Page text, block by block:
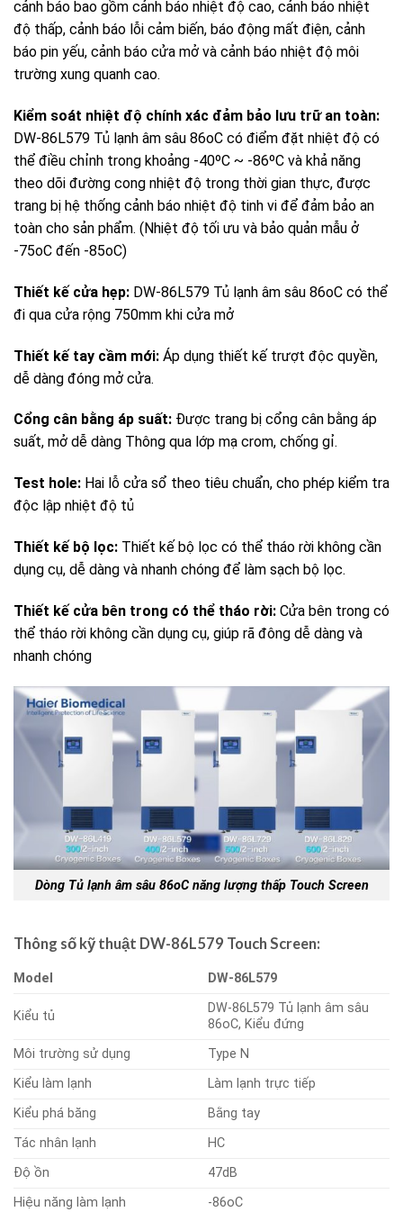
cảnh báo bao gồm cảnh báo nhiệt độ cao, cảnh báo nhiệt
độ thấp, cảnh báo lỗi cảm biến, báo động mất điện, cảnh
báo pin yếu, cảnh báo cửa mở và cảnh báo nhiệt độ môi
trường xung quanh cao.
Kiểm soát nhiệt độ chính xác đảm bảo lưu trữ an toàn:
DW-86L579 Tủ lạnh âm sâu 86oC có điểm đặt nhiệt độ có
thể điều chỉnh trong khoảng -40ºC ~ -86ºC và khả năng
theo dõi đường cong nhiệt độ trong thời gian thực, được
trang bị hệ thống cảnh báo nhiệt độ tinh vi để đảm bảo an
toàn cho sản phẩm. (Nhiệt độ tối ưu và bảo quản mẫu ở
-75oC đến -85oC)
Thiết kế cửa hẹp: DW-86L579 Tủ lạnh âm sâu 86oC có thể
đi qua cửa rộng 750mm khi cửa mở
Thiết kế tay cầm mới: Áp dụng thiết kế trượt độc quyền,
dễ dàng đóng mở cửa.
Cổng cân bằng áp suất: Được trang bị cổng cân bằng áp
suất, mở dễ dàng Thông qua lớp mạ crom, chống gỉ.
Test hole: Hai lỗ cửa sổ theo tiêu chuẩn, cho phép kiểm tra
độc lập nhiệt độ tủ
Thiết kế bộ lọc: Thiết kế bộ lọc có thể tháo rời không cần
dụng cụ, dễ dàng và nhanh chóng để làm sạch bộ lọc.
Thiết kế cửa bên trong có thể tháo rời: Cửa bên trong có
thể tháo rời không cần dụng cụ, giúp rã đông dễ dàng và
nhanh chóng
Dòng Tủ lạnh âm sâu 86oC năng lượng thấp Touch Screen
Thông số kỹ thuật DW-86L579 Touch Screen:
Model DW-86L579
Kiểu tủ
DW-86L579 Tủ lạnh âm sâu
86oC, Kiểu đứng
Môi trường sử dụng
Type N
Kiểu làm lạnh
Làm lạnh trực tiếp
Kiểu phá băng
Bằng tay
Tác nhân lạnh
HC
Độ ồn
47dB
Hiệu năng làm lạnh
-86oC